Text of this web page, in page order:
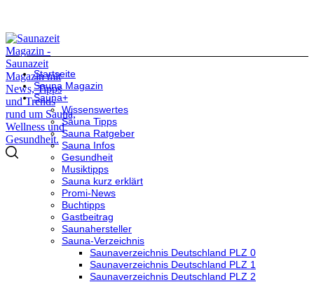
Startseite
Sauna Magazin
Sauna+
Wissenswertes
Sauna Tipps
Sauna Ratgeber
Sauna Infos
Gesundheit
Musiktipps
Sauna kurz erklärt
Promi-News
Buchtipps
Gastbeitrag
Saunahersteller
Sauna-Verzeichnis
Saunaverzeichnis Deutschland PLZ 0
Saunaverzeichnis Deutschland PLZ 1
Saunaverzeichnis Deutschland PLZ 2